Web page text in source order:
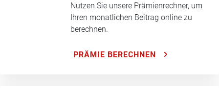
Nutzen Sie unsere Prämienrechner, um
Ihren monatlichen Beitrag online zu
berechnen.
PRÄMIE BERECHNEN